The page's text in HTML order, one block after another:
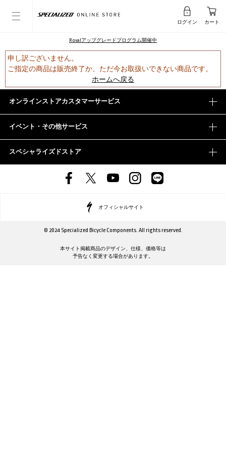
ログイン カート
Rovalアップグレードプログラム開催中
申し訳ございません。
ご指定の商品は販売終了か、ただ今お取扱いできない商品です。
ホームへ戻る
オンラインストアカスタマーサービス
イベント・その他サービス
スペシャライズドストア
オフィシャルサイト
© 2024 Specialized Bicycle Components. All rights reserved.
本サイト掲載商品のデザイン、仕様、価格等は
予告なく変更する場合があります。